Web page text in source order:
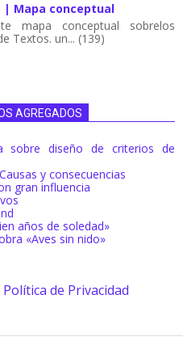
| Mapa conceptual
mapa conceptual sobrelos
Textos. un... (139)
AGREGADOS
sobre diseño de criterios de
y consecuencias
gran influencia
años de soledad»
«Aves sin nido»
Política de Privacidad